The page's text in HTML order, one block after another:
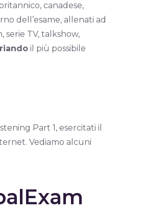
canadese,
dell’esame, allenati ad
serie TV, talkshow,
il più possibile
Part 1, esercitati il
Vediamo alcuni